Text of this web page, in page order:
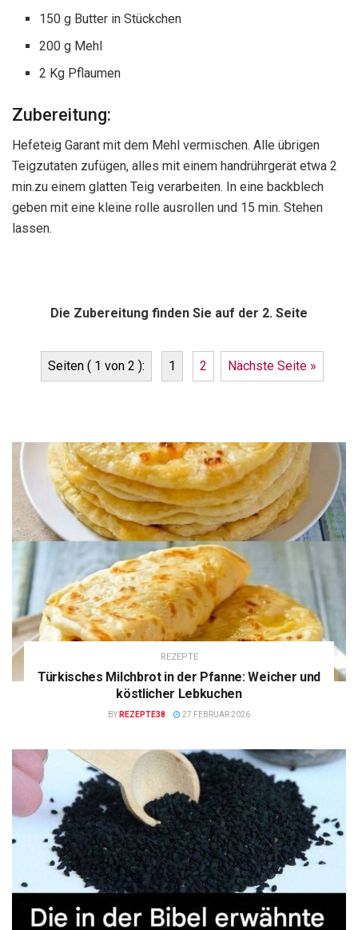
150 g Butter in Stückchen
200 g Mehl
2 Kg Pflaumen
Zubereitung:
Hefeteig Garant mit dem Mehl vermischen. Alle übrigen
Teigzutaten zufügen, alles mit einem handrührgerät etwa 2
min.zu einem glatten Teig verarbeiten. In eine backblech
geben mit eine kleine rolle ausrollen und 15 min. Stehen
lassen.
Die Zubereitung finden Sie auf der 2. Seite
Seiten ( 1 von 2 ): 1 2 Nächste Seite »
REZEPTE
Türkisches Milchbrot in der Pfanne: Weicher und
köstlicher Lebkuchen
BY REZEPTE38 27 FEBRUAR 2026